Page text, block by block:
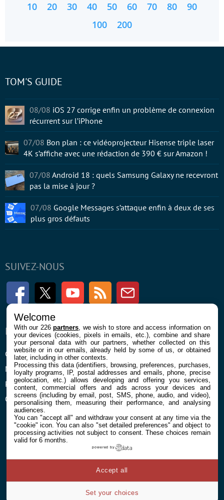
10 20 30 40 50 60 70 80
90
100
200
SUIVEZ-NOUS
FacebookTwitter Youtube RSS Newsletter
ENTREPRISE
Confidentialité et Cookies
Mentions légales et CGU
Préférences Cookies
Qui sommes nous
À PROPOS
Contact
TOM'S GUIDE
08/08 iOS 27 corrige enfin un problème de connexion
récurrent sur l’iPhone
07/08 Bon plan : ce vidéoprojecteur Hisense triple laser
4K s’affiche avec une rédaction de 390 € sur Amazon !
07/08 Android 18 : quels Samsung Galaxy ne recevront
pas la mise à jour ?
07/08 Google Messages s’attaque enfin à deux de ses
plus gros défauts
Welcome
With our 226partners , we wish to store and access information on
your devices (cookies, pixels in emails, etc.), combine and share
your personal data with our partners, whether collected on this
website or in our emails, already held by some of us, or obtained
later, including in other contexts.
Processing this data (identifiers, browsing, preferences, purchases,
loyalty programs, IP, postal addresses and emails, phone, precise
geolocation, etc.) allows developing and offering you services,
content, commercial offers and ads across your devices and
screens (including by email, post, SMS, phone, audio, and video),
personalising them, measuring their performance, and analysing
audiences.
You can "accept all" and withdraw your consent at any time via the
"cookie" icon. You can also "set detailed preferences" and object to
processing activities not subject to consent. These choices remain
valid for 6 months.
powered by
Set your choices
Accept all